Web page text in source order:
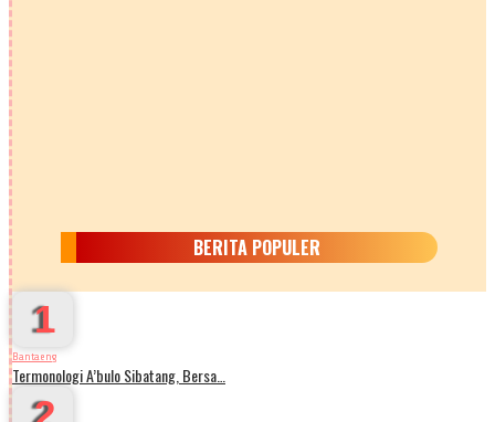
BERITA POPULER
1
Bantaeng
Termonologi A’bulo Sibatang, Bersa…